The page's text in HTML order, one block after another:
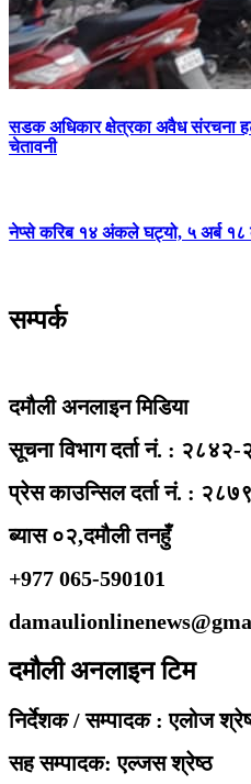
सडक अधिकार क्षेत्रका अवैध संरचना
चेतावनी
नेप्से करिब १४ अंकले घट्यो, ५ अर्ब १८
सम्पर्क
दमौली अनलाइन मिडिया
सूचना विभाग दर्ता नं. :
प्रेस काउन्सिल दर्ता नं. : २८७९
ब्यास ०२,दमौली तनहुँ
+977 065-590101
दमौली अनलाइन टिम
निर्देशक / सम्पादक : एलोज
सह सम्पादक: एल्जस श्रेष्ठ